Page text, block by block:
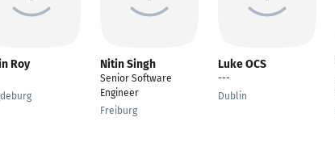
Roy Nitin Singh
Senior Software
Engineer
Freiburg
Luke OCS
---
Dublin